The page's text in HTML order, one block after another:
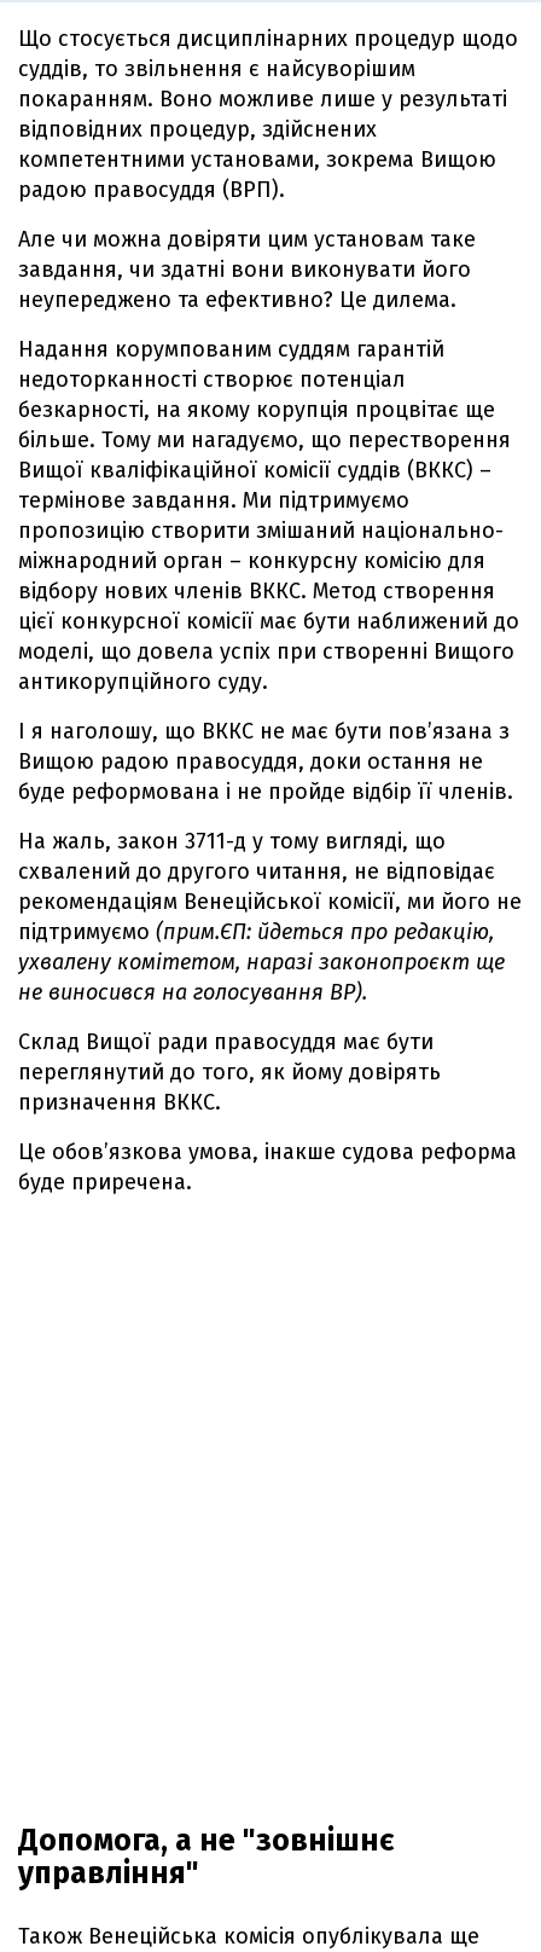
Що стосується дисциплінарних процедур щодо
суддів, то звільнення є найсуворішим
покаранням. Воно можливе лише у результаті
відповідних процедур, здійснених
компетентними установами, зокрема Вищою
радою правосуддя (ВРП).
Але чи можна довіряти цим установам таке
завдання, чи здатні вони виконувати його
неупереджено та ефективно? Це дилема.
Надання корумпованим суддям гарантій
недоторканності створює потенціал
безкарності, на якому корупція процвітає ще
більше. Тому ми нагадуємо, що перестворення
Вищої кваліфікаційної комісії суддів (ВККС) –
термінове завдання. Ми підтримуємо
пропозицію створити змішаний національно-
міжнародний орган – конкурсну комісію для
відбору нових членів ВККС. Метод створення
цієї конкурсної комісії має бути наближений до
моделі, що довела успіх при створенні Вищого
антикорупційного суду.
І я наголошу, що ВККС не має бути пов’язана з
Вищою радою правосуддя, доки остання не
буде реформована і не пройде відбір її членів.
На жаль, закон 3711-д у тому вигляді, що
схвалений до другого читання, не відповідає
рекомендаціям Венеційської комісії, ми його не
підтримуємо (прим.ЄП: йдеться про редакцію,
ухвалену комітетом, наразі законопроєкт ще
не виносився на голосування ВР).
Склад Вищої ради правосуддя має бути
переглянутий до того, як йому довірять
призначення ВККС.
Це обов’язкова умова, інакше судова реформа
буде приречена.
Допомога, а не "зовнішнє
управління"
Також Венеційська комісія опублікувала ще